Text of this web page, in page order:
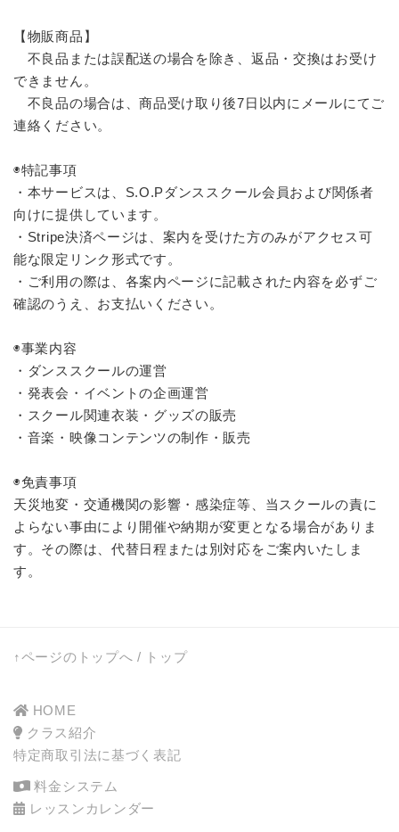
【物販商品】
不良品または誤配送の場合を除き、返品・交換はお受け
できません。
不良品の場合は、商品受け取り後7日以内にメールにてご
連絡ください。
◉特記事項
・本サービスは、S.O.Pダンススクール会員および関係者
向けに提供しています。
・Stripe決済ページは、案内を受けた方のみがアクセス可
能な限定リンク形式です。
・ご利用の際は、各案内ページに記載された内容を必ずご
確認のうえ、お支払いください。
◉事業内容
・ダンススクールの運営
・発表会・イベントの企画運営
・スクール関連衣装・グッズの販売
・音楽・映像コンテンツの制作・販売
◉免責事項
天災地変・交通機関の影響・感染症等、当スクールの責に
よらない事由により開催や納期が変更となる場合がありま
す。その際は、代替日程または別対応をご案内いたしま
す。
↑ページのトップへ / トップ
HOME
クラス紹介
特定商取引法に基づく表記
料金システム
レッスンカレンダー